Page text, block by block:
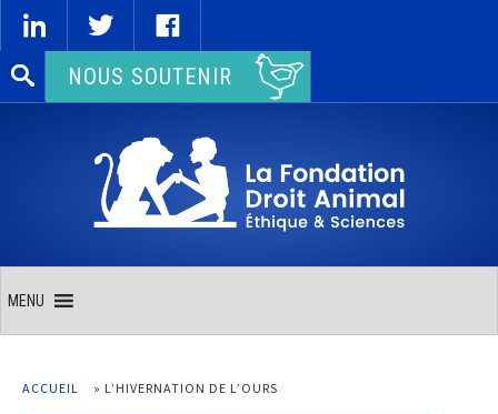
Rechercher :NOUS SOUTENIR
MENU
ACCUEIL » L’HIVERNATION DE L’OURS